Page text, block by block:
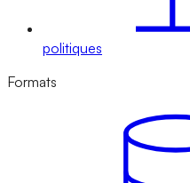
politiques
Formats